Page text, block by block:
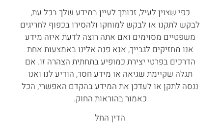
כפי שצוין לעיל, זכותך לעיין במידע שלך בכל עת,
לבקש לתקנו או לבקש למוחקו ולהסירו בכפוף לחריגים
משפטיים מסוימים ואם אתה רוצה לדעת איזה מידע
אנו מחזיקים לגבייך, אנא פנה אלינו באמצעות אחת
הדרכים בפרטי יצירת כמופיע בתחתית הצהרה זו. אם
תגלה שקיימת שגיאה או מידע חסר, הודיע לנו ואנו
ננסה לתקן או לעדכן את המידע בהקדם האפשרי, הכל
כאמור בהוראות החוק.
הדין החל